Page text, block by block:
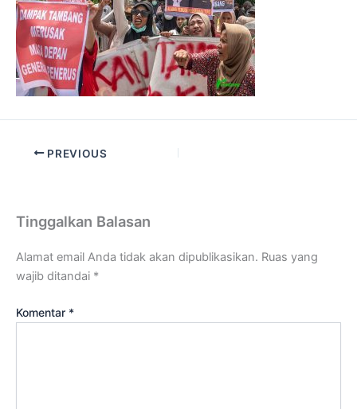
PREVIOUS
Tinggalkan Balasan
Alamat email Anda tidak akan dipublikasikan. Ruas yang
wajib ditandai *
Komentar *